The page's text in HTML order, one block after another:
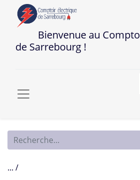
Bienvenue au
de Sarrebourg !
... /